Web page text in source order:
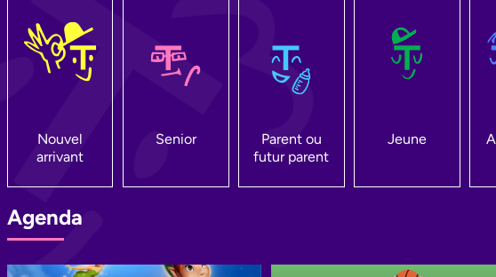
Nouvel
arrivant
Senior
Parent ou
futur parent
Jeune
Agenda